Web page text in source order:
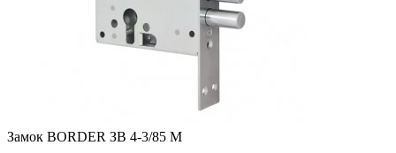
Замок BORDER ЗВ 4-3/85 М